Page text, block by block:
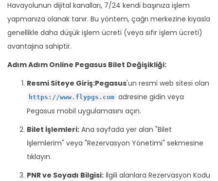
Havayolunun dijital kanalları, 7/24 kendi başınıza işlem
yapmanıza olanak tanır. Bu yöntem, çağrı merkezine kıyasla
genellikle daha düşük işlem ücreti (veya sıfır işlem ücreti)
avantajına sahiptir.
Adım Adım Online Pegasus Bilet Değişikliği:
Resmi Siteye Giriş:Pegasus'un resmi web sitesi olan
https://www.flypgs.com adresine gidin veya
Pegasus mobil uygulamasını açın.
Bilet İşlemleri: Ana sayfada yer alan "Bilet
İşlemlerim" veya "Rezervasyon Yönetimi" sekmesine
tıklayın.
PNR ve Soyadı Bilgisi: İlgili alanlara Rezervasyon Kodu